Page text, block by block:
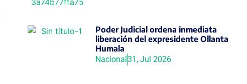
Poder Judicial ordena inmediata
liberación del expresidente Ollanta
Humala
Nacional31, Jul 2026